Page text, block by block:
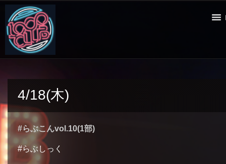
4/18(木)
#らぶこんvol.10(1部)
#らぶしっく